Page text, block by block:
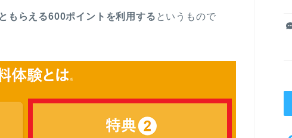
もらえる600ポイントを利用する というもので